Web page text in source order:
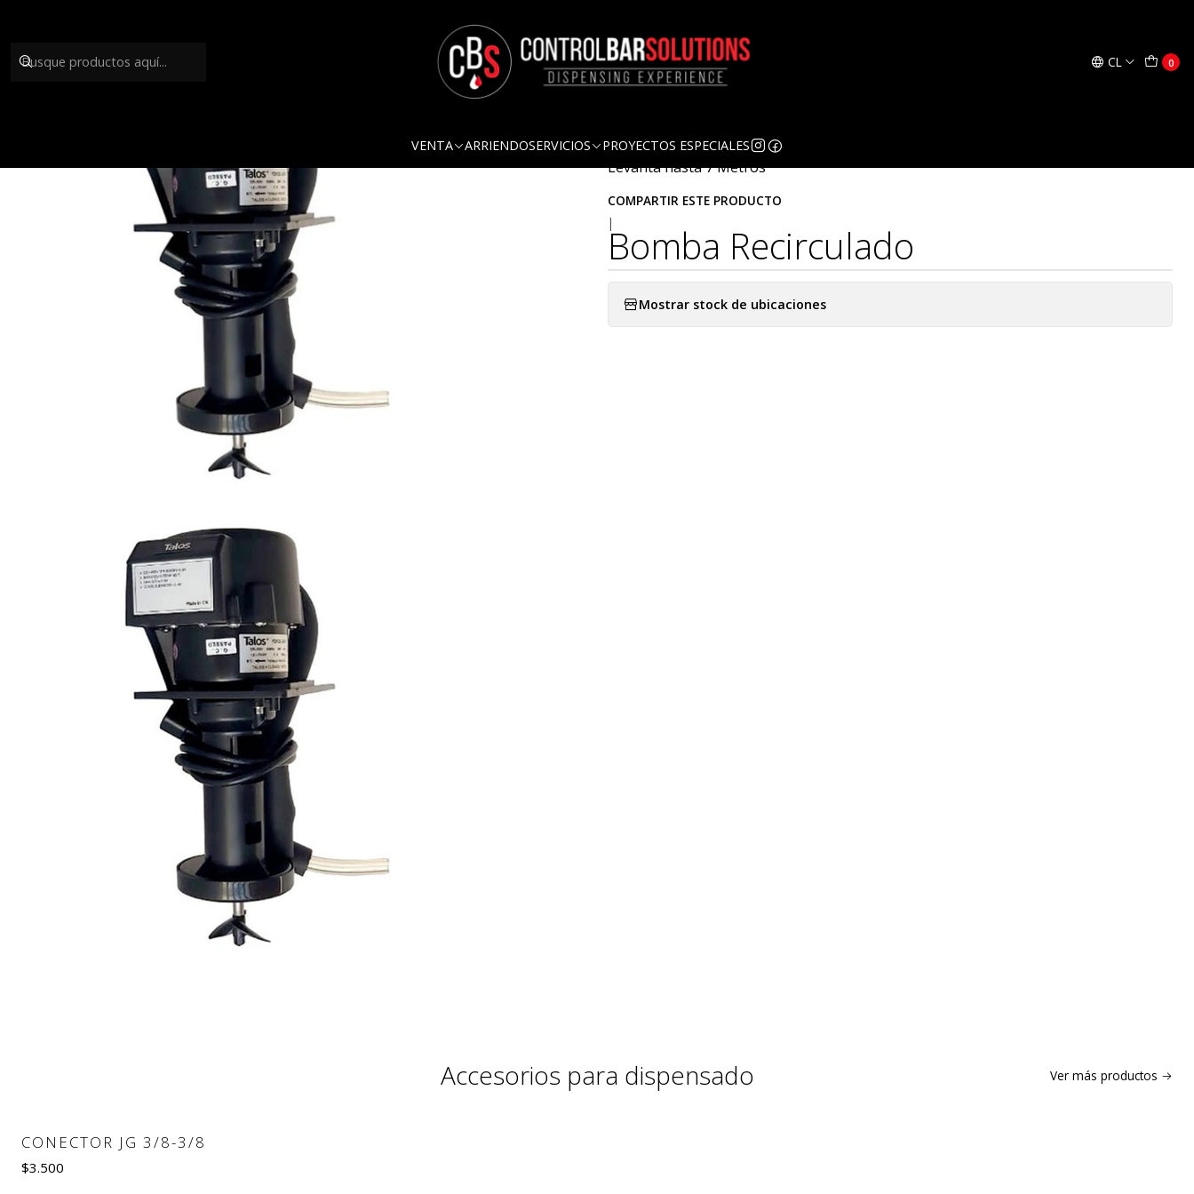
CL 0
VENTA ARRIENDOSERVICIOS PROYECTOS ESPECIALES
Cantidad
Comprar ahora
Levanta hasta 7 Metros
COMPARTIR ESTE PRODUCTO
|Bomba Recirculado
Mostrar stock de ubicaciones
Accesorios para dispensado Ver más productos
CONECTOR JG 3/8-3/8
$3.500